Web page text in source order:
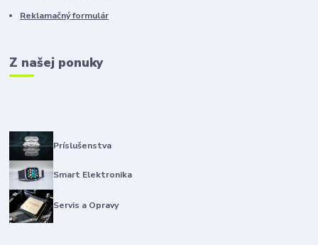
Reklamačný formulár
Z našej ponuky
Príslušenstva
Smart Elektronika
Servis a Opravy